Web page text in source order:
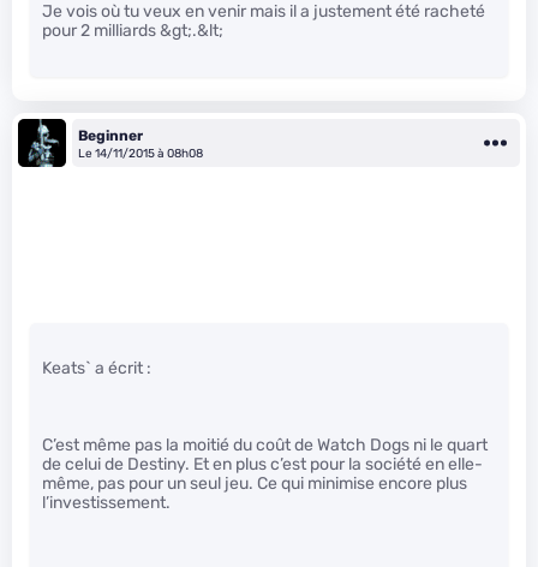
Je vois où tu veux en venir mais il a justement été racheté
pour 2 milliards &gt;.&lt;
Beginner
Le 14/11/2015 à 08h08
Keats` a écrit :
C’est même pas la moitié du coût de Watch Dogs ni le quart
de celui de Destiny. Et en plus c’est pour la société en elle-
même, pas pour un seul jeu. Ce qui minimise encore plus
l’investissement.